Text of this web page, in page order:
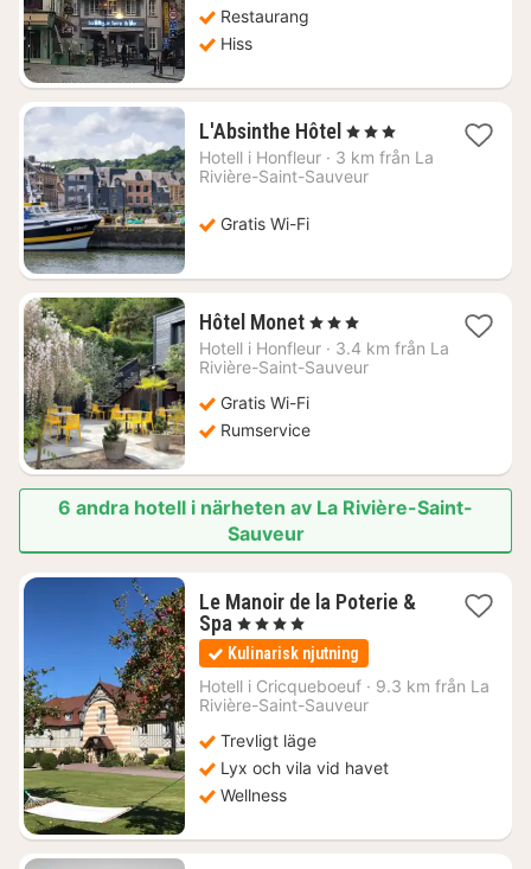
Restaurang
Hiss
L'Absinthe Hôtel 1
natt
från
, 3 Stjärnor
Hotell i Honfleur · 3 km från La
Rivière-Saint-Sauveur
Gratis Wi-Fi
Hôtel Monet1
natt
från
kr.
, 3 Stjärnor
Hotell i Honfleur · 3.4 km från La
Rivière-Saint-Sauveur
Gratis Wi-Fi
Rumservice
6 andra hotell i närheten av La Rivière-Saint-
Sauveur
Le Manoir de la Poterie &
Spa 1
natt
från
2247
kr.
, 4 Stjärnor
Kulinarisk njutning
Hotell i Cricqueboeuf · 9.3 km från La
Rivière-Saint-Sauveur
Trevligt läge
Lyx och vila vid havet
Wellness